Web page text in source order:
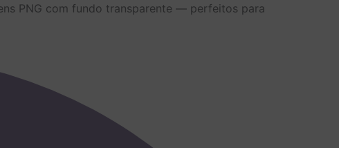
PNG com fundo transparente — perfeitos para